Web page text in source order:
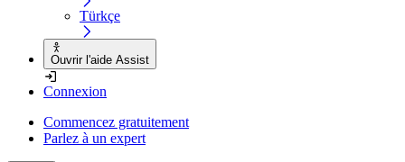
Türkçe
Ouvrir l'aide Assist
Connexion
Commencez gratuitement
Parlez à un expert